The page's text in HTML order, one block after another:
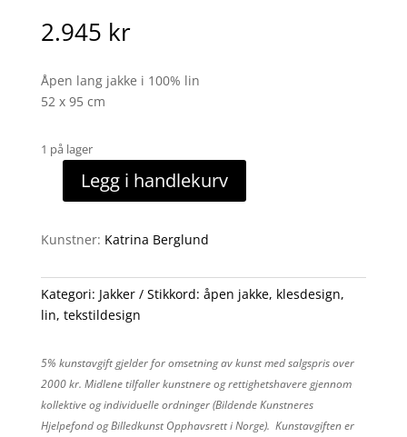
2.945 kr
Åpen lang jakke i 100% lin
52 x 95 cm
1 på lager
antall
Legg i handlekurv
Kunstner: Katrina Berglund
Kategori: Jakker Stikkord: åpen jakke, klesdesign,
lin, tekstildesign
5% kunstavgift gjelder for omsetning av kunst med salgspris over
2000 kr. Midlene tilfaller kunstnere og rettighetshavere gjennom
kollektive og individuelle ordninger (Bildende Kunstneres
Hjelpefond og Billedkunst Opphavsrett i Norge). Kunstavgiften er